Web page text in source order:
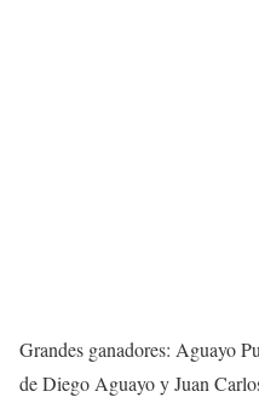
Grandes ganadores: Aguayo
de Diego Aguayo y Juan